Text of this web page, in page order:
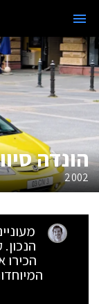
הונדה סיוויק 3
2002